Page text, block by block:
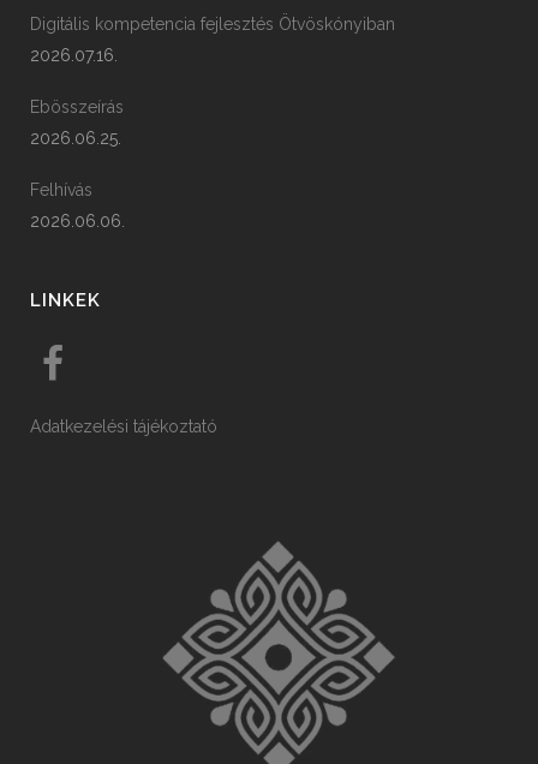
Digitális kompetencia fejlesztés Ötvöskónyiban
2026.07.16.
Ebösszeírás
2026.06.25.
Felhívás
2026.06.06.
LINKEK
Adatkezelési tájékoztató